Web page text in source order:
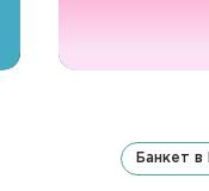
Банкет в